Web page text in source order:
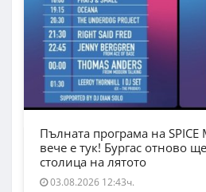
Пълната програма на SPICE
вече е тук! Бургас отново
столица на лятото
03.08.2026 12:43ч.